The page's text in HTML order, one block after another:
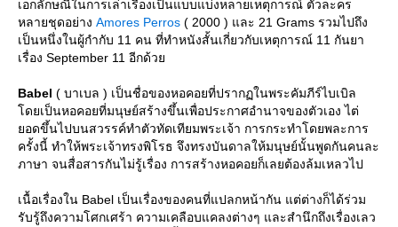
เอกลักษณืในการเล่าเรื่องเป็นแบบแบ่งหลายเหตุการณ์ ตัวละคร
หลายชุดอย่าง Amores Perros ( 2000 ) และ 21 Grams รวมไปถึง
เป็นหนึ่งในผู้กำกับ 11 คน ที่ทำหนังสั้นเกี่ยวกับเหตุการณ์ 11 กันยา
เรื่อง September 11 อีกด้ว
Babel ( บาเบล ) เป็นชื่อของหอคอยที่ปรากฏในพระคัมภีร์ไบเบิล
ดยเป็นหอคอยที่มนุษย์สร้างขึ้นเพื่อประกาศอำนาจของตัวเอง ไต่
อดขึ้นไปบนสวรรค์ทำตัวทัดเทียมพระเจ้า การกระทำโดยพละการ
ครั้งนี้ ทำให้พระเจ้าทรงพิโรธ จึงทรงบันดาลให้มนุษย์นั้นพูดกันคนละ
ภาษา จนสื่อสารกันไม่รู้เรื่อง การสร้างหอคอยก็เลยต้องล้มเหลวไป
เนื้อเรื่องใน Babel เป็นเรื่องของคนที่แปลกหน้ากัน แต่ต่างก็ได้ร่วม
รับรู้ถึงความโศกเศร้า ความเคลือบแคลงต่างๆ และสำนึกถึงเรื่องเลว